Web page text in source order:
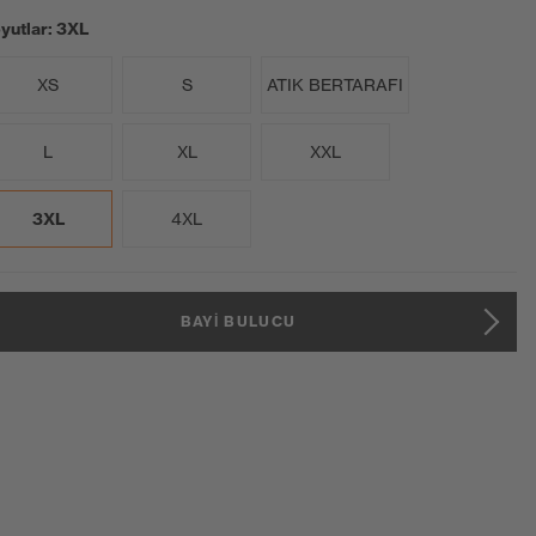
3XL
XS S ATIK BERTARAFI
L XL XXL
3XL 4XL
BAYI BULUCU